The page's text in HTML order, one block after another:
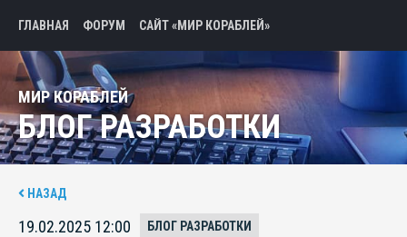
ГЛАВНАЯ ФОРУМ САЙТ «МИР КОРАБЛЕЙ»
МИР КОРАБЛЕЙ
БЛОГ РАЗРАБОТКИ
НАЗАД
19.02.2025 12:00 БЛОГ РАЗРАБОТКИ